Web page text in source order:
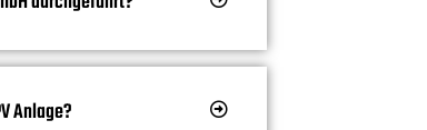
Anlage?